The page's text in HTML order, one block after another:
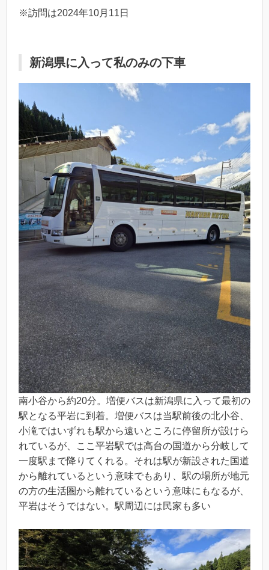
※訪問は2024年10月11日
新潟県に入って私のみの下車
南小谷から約20分。増便バスは新潟県に入って最初の
駅となる平岩に到着。増便バスは当駅前後の北小谷、
小滝ではいずれも駅から遠いところに停留所が設けら
れているが、ここ平岩駅では高台の国道から分岐して
一度駅まで降りてくれる。それは駅が新設された国道
から離れているという意味でもあり、駅の場所が地元
の方の生活圏から離れているという意味にもなるが、
平岩はそうではない。駅周辺には民家も多い